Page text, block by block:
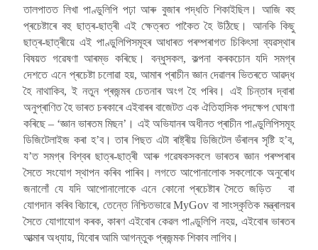
তালপাতত লিখা পাণ্ডুলিপি পঢ়া আৰু বুজাৰ পদ্ধতি শিকাইছিল। আজি বহু
প্ৰচেষ্টাৰে বহু ছাত্ৰ-ছাত্ৰী এই ক্ষেত্ৰত পাকৈত হৈ উঠিছে। আনকি কিছু
ছাত্ৰ-ছাত্ৰীয়ে এই পাণ্ডুলিপিসমূহৰ আধাৰত পৰম্পৰাগত চিকিৎসা ব্যৱস্থাৰ
বিষয়ত গৱেষণা আৰম্ভ কৰিছে। বন্ধুসকল, কল্পনা কৰকচোন যদি সমগ্ৰ
দেশতে এনে প্ৰচেষ্টা চলোৱা হয়, আমাৰ প্ৰাচীন জ্ঞান দেৱালৰ ভিতৰতে আৱদ্ধ
হৈ নাথাকিব, ই নতুন প্ৰজন্মৰ চেতনাৰ অংগ হৈ পৰিব। এই চিন্তাৰ দ্বাৰা
অনুপ্ৰাণিত হৈ ভাৰত চৰকাৰে এইবাৰৰ বাজেটত এক ঐতিহাসিক পদক্ষেপ ঘোষণা
কৰিছে – ‘জ্ঞান ভাৰতম মিছন’। এই অভিযানৰ অধীনত প্ৰাচীন পাণ্ডুলিপিসমূহ
ডিজিটেলাইজ কৰা হ’ব। তাৰ পিছত এটা ৰাষ্ট্ৰীয় ডিজিটেল ভঁৰালৰ সৃষ্টি হ’ব,
য’ত সমগ্ৰ বিশ্বৰ ছাত্ৰ-ছাত্ৰী আৰু গৱেষকসকলে ভাৰতৰ জ্ঞান পৰম্পৰাৰ
সৈতে সংযোগ স্থাপন কৰিব পাৰিব। লগতে আপোনালোক সকলোকে অনুৰোধ
জনালোঁ যে যদি আপোনালোকে এনে কোনো প্ৰচেষ্টাৰ সৈতে জড়িত বা
যোগদান কৰিব বিচাৰে, তেন্তে নিশ্চিতভাৱে MyGov বা সাংস্কৃতিক মন্ত্ৰালয়ৰ
সৈতে যোগাযোগ কৰক, কাৰণ এইবোৰ কেৱল পাণ্ডুলিপি নহয়, এইবোৰ ভাৰতৰ
আত্মাৰ অধ্যায়, যিবোৰ আমি আগন্তুক প্ৰজন্মক শিকাব লাগিব।